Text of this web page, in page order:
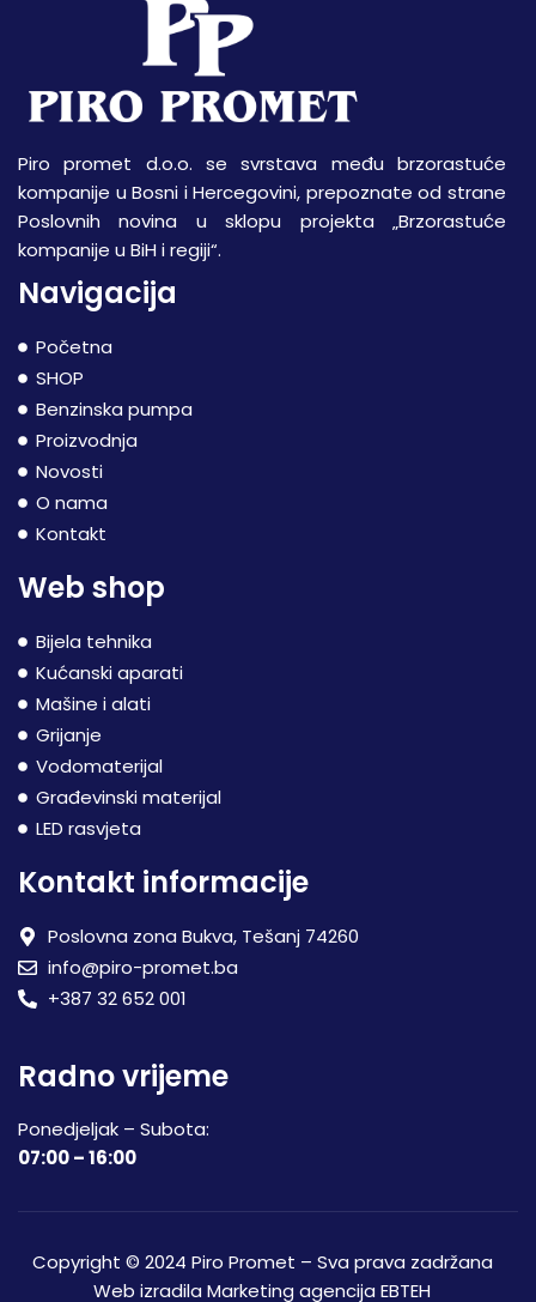
Piro promet d.o.o. se svrstava među brzorastuće
kompanije u Bosni i Hercegovini, prepoznate od strane
Poslovnih novina u sklopu projekta „Brzorastuće
kompanije u BiH i regiji“.
Navigacija
Početna
SHOP
Benzinska pumpa
Proizvodnja
Novosti
O nama
Kontakt
Web shop
Bijela tehnika
Kućanski aparati
Mašine i alati
Grijanje
Vodomaterijal
Građevinski materijal
LED rasvjeta
Kontakt informacije
Poslovna zona Bukva, Tešanj 74260
info@piro-promet.ba
+387 32 652 001
Radno vrijeme
Ponedjeljak – Subota:
07:00 – 16:00
Copyright © 2024 Piro Promet – Sva prava zadržana
Web izradila Marketing agencija EBTEH